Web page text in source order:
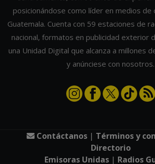
posicionándose como líder en medios de
Guatemala. Cuenta con 59 estaciones de
nacional, formatos en publicidad exterior
una Unidad Digital que alcanza a millones
y anúnciese con nosotros.
Contáctanos| Términos y
Directorio
Emisoras Unidas | Radios